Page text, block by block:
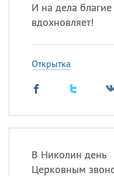
И на дела благие
вдохновляет!
Открытка
В Николин день
Церковным